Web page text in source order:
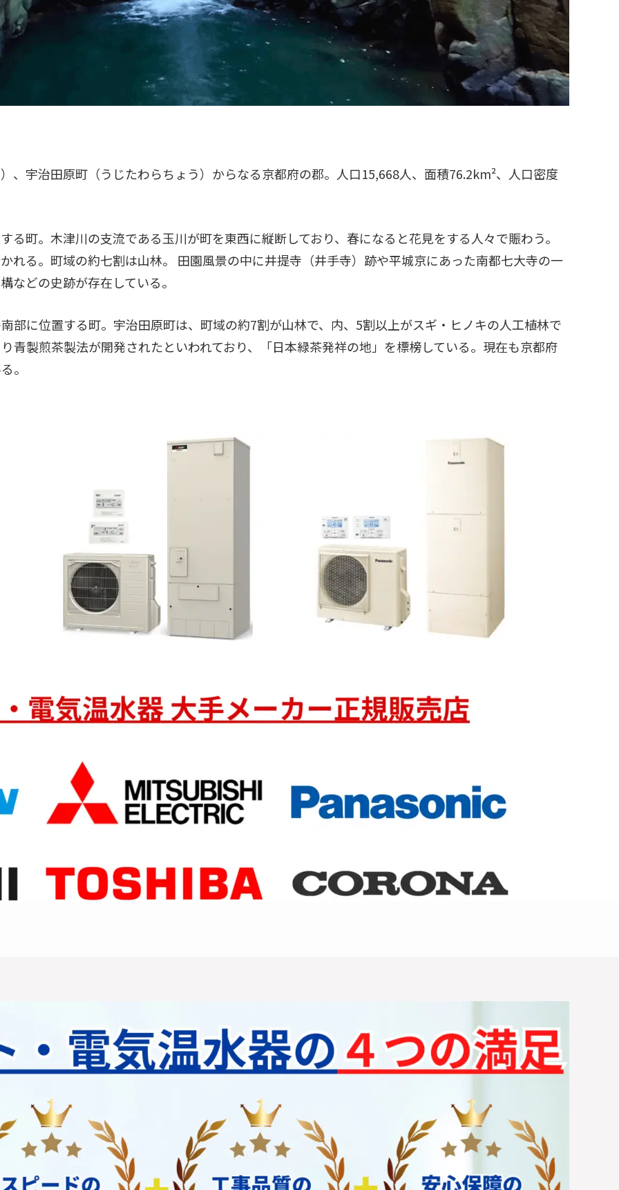
、宇治田原町（うじたわらちょう）からなる京都府の郡。人口15,668人、面積76.2km²、人口密度
る町。木津川の支流である玉川が町を東西に縦断しており、春になると花見をする人々で賑わう。
れる。町域の約七割は山林。 田園風景の中に井提寺（井手寺）跡や平城京にあった南都七大寺の一
などの史跡が存在している。
部に位置する町。宇治田原町は、町域の約7割が山林で、内、5割以上がスギ・ヒノキの人工植林で
青製煎茶製法が開発されたといわれており、「日本緑茶発祥の地」を標榜している。現在も京都府
。